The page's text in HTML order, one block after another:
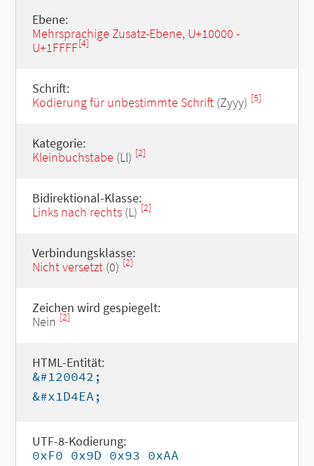
Ebene:
Mehrsprachige Zusatz-Ebene, U+10000 -
U+1FFFF[4]
Schrift:
Kodierung für unbestimmte Schrift(Zyyy) [5]
Kategorie:
Kleinbuchstabe (Ll) [2]
Bidirektional-Klasse:
Links nach rechts(L) [2]
Verbindungsklasse:
Nicht versetzt(0) [2]
Zeichen wird gespiegelt:
Nein [2]
HTML-Entität:
&#120042;
&#x1D4EA;
UTF-8-Kodierung:
0xF0 0x9D 0x93 0xAA